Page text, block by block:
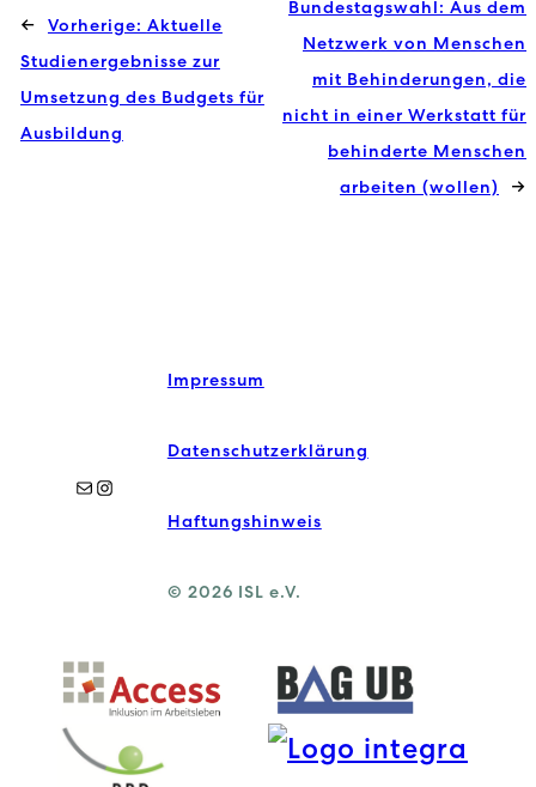
← Vorherige: Aktuelle
Studienergebnisse zur
Umsetzung des Budgets für
Ausbildung
Bundestagswahl: Aus dem
Netzwerk von Menschen
mit Behinderungen, die
nicht in einer Werkstatt für
behinderte Menschen
arbeiten (wollen) →
E-MailInstagram
Impressum
Datenschutzerklärung
Haftungshinweis
© 2026 ISL e.V.